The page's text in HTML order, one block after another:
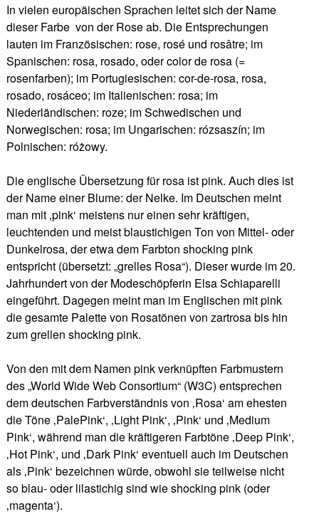
In vielen europäischen Sprachen leitet sich der Name
dieser Farbe von der Rose ab. Die Entsprechungen
lauten im Französischen: rose, rosé und rosâtre; im
Spanischen: rosa, rosado, oder color de rosa (=
rosenfarben); im Portugiesischen: cor-de-rosa, rosa,
rosado, rosáceo; im Italienischen: rosa; im
Niederländischen: roze; im Schwedischen und
Norwegischen: rosa; im Ungarischen: rózsaszín; im
Polnischen: różowy.
Die englische Übersetzung für rosa ist pink. Auch dies ist
der Name einer Blume: der Nelke. Im Deutschen meint
man mit ‚pink‘ meistens nur einen sehr kräftigen,
leuchtenden und meist blaustichigen Ton von Mittel- oder
Dunkelrosa, der etwa dem Farbton shocking pink
entspricht (übersetzt: „grelles Rosa“). Dieser wurde im 20.
Jahrhundert von der Modeschöpferin Elsa Schiaparelli
eingeführt. Dagegen meint man im Englischen mit pink
die gesamte Palette von Rosatönen von zartrosa bis hin
zum grellen shocking pink.
Von den mit dem Namen pink verknüpften Farbmustern
des „World Wide Web Consortium“ (W3C) entsprechen
dem deutschen Farbverständnis von ‚Rosa‘ am ehesten
die Töne ‚PalePink‘, ‚Light Pink‘, ‚Pink‘ und ‚Medium
Pink‘, während man die kräftigeren Farbtöne ‚Deep Pink‘,
‚Hot Pink‘, und ‚Dark Pink‘ eventuell auch im Deutschen
als ‚Pink‘ bezeichnen würde, obwohl sie teilweise nicht
so blau- oder lilastichig sind wie shocking pink (oder
‚magenta‘).